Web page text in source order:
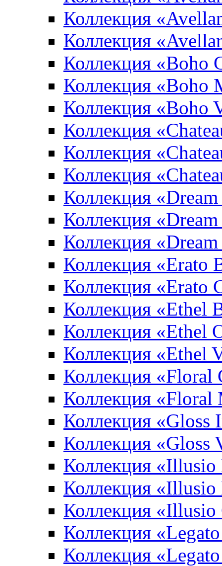
Коллекция
Коллекция
Коллекция «Boho
Коллекция «Boho
Коллекция «Boho
Коллекция
Коллекция
Коллекция
Коллекция
Коллекция
Коллекция
Коллекция «Erato
Коллекция «Erato
Коллекция «Ethel
Коллекция «Ethel
Коллекция «Ethel
Коллекция «Floral
Коллекция «Floral
Коллекция «Gloss
Коллекция «Gloss
Коллекция «Illusio
Коллекция «Illusio
Коллекция «Illusio
Коллекция
Коллекция